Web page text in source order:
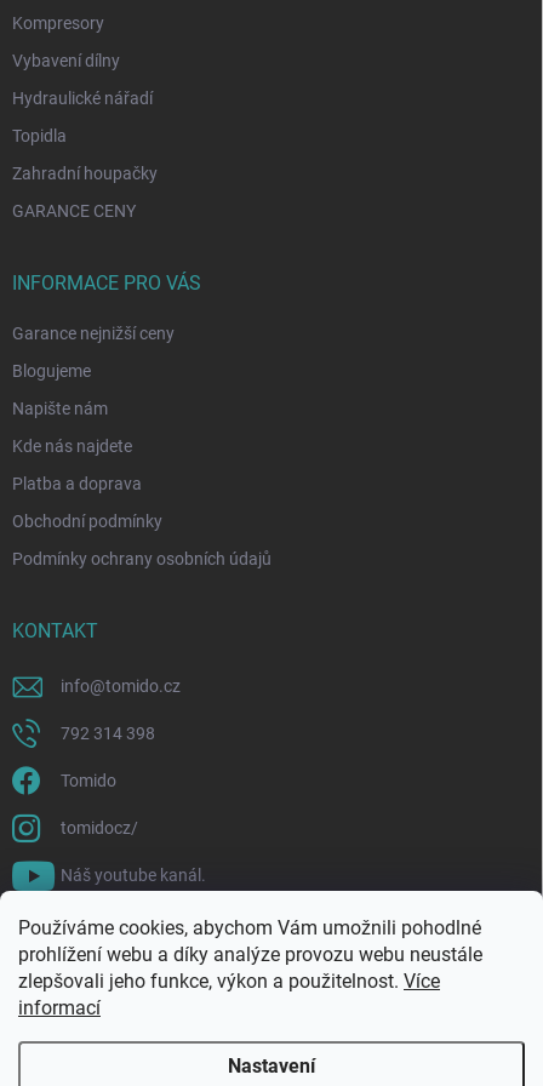
Používáme cookies, abychom Vám umožnili pohodlné
prohlížení webu a díky analýze provozu webu neustále
zlepšovali jeho funkce, výkon a použitelnost. Více
informací
Nastavení
Kompresory
Vybavení dílny
Hydraulické nářadí
Topidla
Zahradní houpačky
GARANCE CENY
INFORMACE PRO VÁS
Garance nejnižší ceny
Blogujeme
Napište nám
Kde nás najdete
Platba a doprava
Obchodní podmínky
Podmínky ochrany osobních údajů
KONTAKT
info@tomido.cz
792 314 398
Tomido
tomidocz/
Náš youtube kanál.